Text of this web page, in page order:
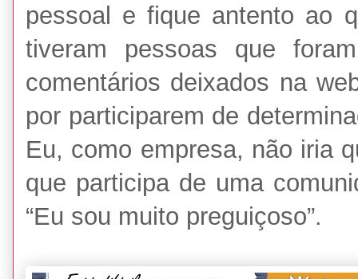
pessoal e fique antento ao
tiveram pessoas que
comentários deixados na
por participarem de
Eu, como empresa, não iria
que participa de uma
“Eu sou muito preguiçoso”.